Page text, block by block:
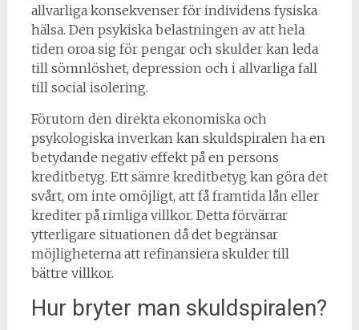
allvarliga konsekvenser för individens fysiska
hälsa. Den psykiska belastningen av att hela
tiden oroa sig för pengar och skulder kan leda
till sömnlöshet, depression och i allvarliga fall
till social isolering.
Förutom den direkta ekonomiska och
psykologiska inverkan kan skuldspiralen ha en
betydande negativ effekt på en persons
kreditbetyg. Ett sämre kreditbetyg kan göra det
svårt, om inte omöjligt, att få framtida lån eller
krediter på rimliga villkor. Detta förvärrar
ytterligare situationen då det begränsar
möjligheterna att refinansiera skulder till
bättre villkor.
Hur bryter man skuldspiralen?